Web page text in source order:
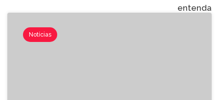
entenda
Notícias